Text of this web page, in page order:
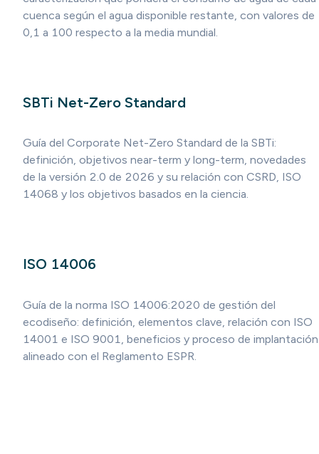
cuenca según el agua disponible restante, con valores de
0,1 a 100 respecto a la media mundial.
SBTi Net-Zero Standard
Guía del Corporate Net-Zero Standard de la SBTi:
definición, objetivos near-term y long-term, novedades
de la versión 2.0 de 2026 y su relación con CSRD, ISO
14068 y los objetivos basados en la ciencia.
ISO 14006
Guía de la norma ISO 14006:2020 de gestión del
ecodiseño: definición, elementos clave, relación con ISO
14001 e ISO 9001, beneficios y proceso de implantación
alineado con el Reglamento ESPR.